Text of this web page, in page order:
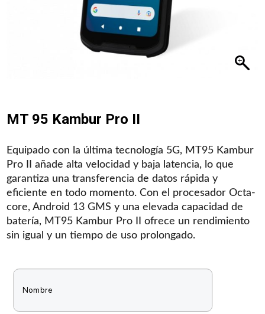
MT 95 Kambur Pro II
Equipado con la última tecnología 5G, MT95 Kambur
Pro II añade alta velocidad y baja latencia, lo que
garantiza una transferencia de datos rápida y
eficiente en todo momento. Con el procesador Octa-
core, Android 13 GMS y una elevada capacidad de
batería, MT95 Kambur Pro II ofrece un rendimiento
sin igual y un tiempo de uso prolongado.